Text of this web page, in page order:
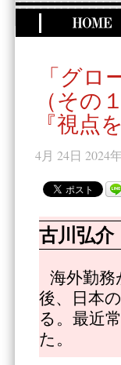
「グロ
（その
『視点
4月 24日 2024年
古川弘介
海外勤
後、日本
る。最近
た。